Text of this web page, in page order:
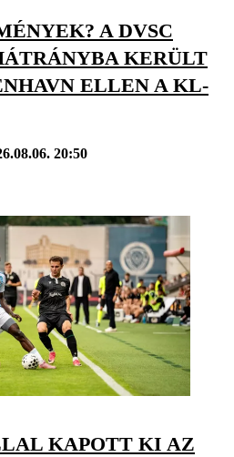
A DVSC
KERÜLT
ELLEN A KL-
20:50
KAPOTT KI AZ